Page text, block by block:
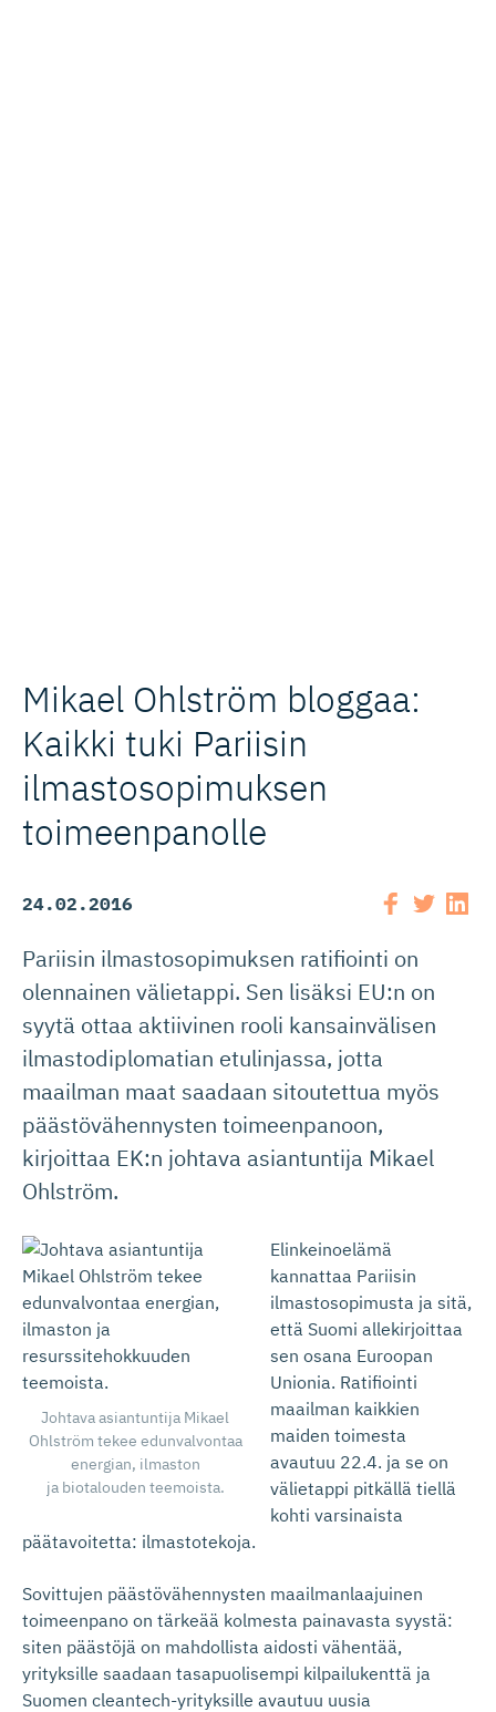
Mikael Ohlström bloggaa:
Kaikki tuki Pariisin
ilmastoso­pi­muksen
toimeenpanolle
24.02.2016
Pariisin ilmastosopimuksen ratifiointi on
olennainen välietappi. Sen lisäksi EU:n on
syytä ottaa aktiivinen rooli kansainvälisen
ilmastodiplomatian etulinjassa, jotta
maailman maat saadaan sitoutettua myös
päästövähennysten toimeenpanoon,
kirjoittaa EK:n johtava asiantuntija Mikael
Ohlström.
Johtava asiantuntija Mikael
Ohlström tekee edunvalvontaa
energian, ilmaston
ja biotalouden teemoista.
Elinkeinoelämä
kannattaa Pariisin
ilmastosopimusta ja sitä,
että Suomi allekirjoittaa
sen osana Euroopan
Unionia. Ratifiointi
maailman kaikkien
maiden toimesta
avautuu 22.4. ja se on
välietappi pitkällä tiellä
kohti varsinaista
päätavoitetta: ilmastotekoja.
Sovittujen päästövähennysten maailmanlaajuinen
toimeenpano on tärkeää kolmesta painavasta syystä:
siten päästöjä on mahdollista aidosti vähentää,
yrityksille saadaan tasapuolisempi kilpailukenttä ja
Suomen cleantech-yrityksille avautuu uusia